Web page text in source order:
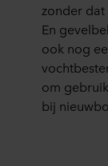
zonder
En
ook nog
om
bij